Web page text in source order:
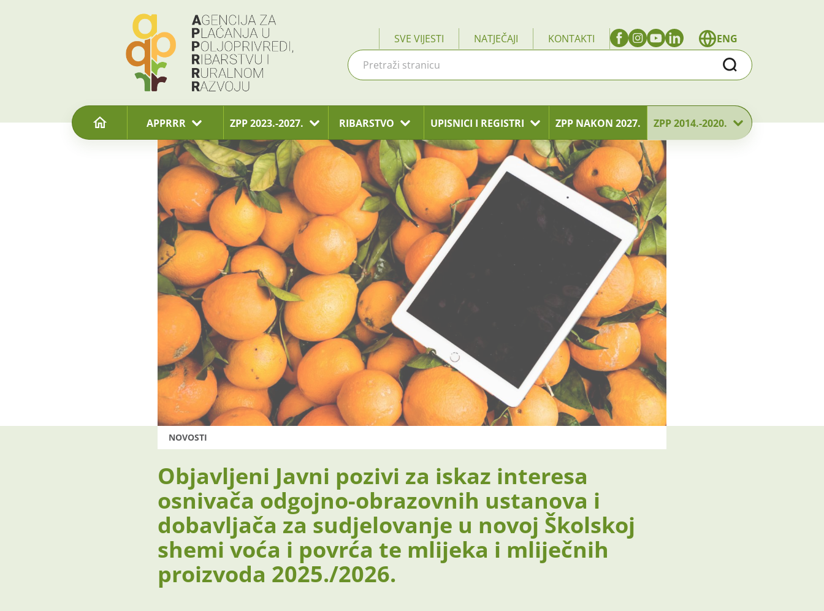
SVE VIJESTI NATJEČAJI KONTAKTI
ENG
Traži
APPRRR ZPP 2023.-2027. RIBARSTVO UPISNICI I REGISTRI ZPP NAKON 2027. ZPP 2014.-2020.
NOVOSTI
Objavljeni Javni pozivi za iskaz interesa
osnivača odgojno-obrazovnih ustanova i
dobavljača za sudjelovanje u novoj Školskoj
shemi voća i povrća te mlijeka i mliječnih
proizvoda 2025./2026.